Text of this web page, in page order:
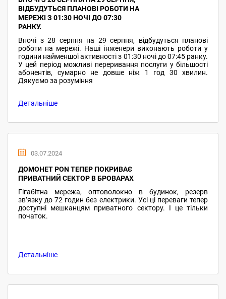
ВІДБУДУТЬСЯ ПЛАНОВІ РОБОТИ НА
МЕРЕЖІ З 01:30 НОЧІ ДО 07:30
РАНКУ.
Вночі з 28 серпня на 29 серпня, відбудуться планові
роботи на мережі. Наші інженери виконають роботи у
години найменшої активності з 01:30 ночі до 07:45 ранку.
У цей період можливі переривання послуги у більшості
абонентів, сумарно не довше ніж 1 год 30 хвилин.
Дякуємо за розуміння
Детальніше
03.07.2024
ДОМОНЕТ PON ТЕПЕР ПОКРИВАЄ
ПРИВАТНИЙ СЕКТОР В БРОВАРАХ
Гігабітна мережа, оптоволокно в будинок, резерв
звʼязку до 72 годин без електрики. Усі ці переваги тепер
доступні мешканцям приватного сектору. І це тільки
початок.
Детальніше